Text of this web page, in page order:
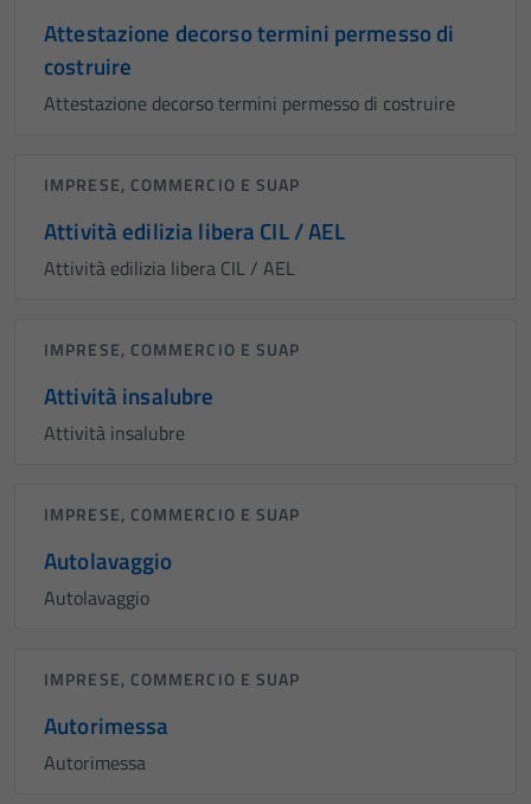
Attestazione decorso termini permesso di
costruire
Attestazione decorso termini permesso di costruire
IMPRESE, COMMERCIO E SUAP
Attività edilizia libera CIL / AEL
Attività edilizia libera CIL / AEL
IMPRESE, COMMERCIO E SUAP
Attività insalubre
Attività insalubre
IMPRESE, COMMERCIO E SUAP
Autolavaggio
Autolavaggio
IMPRESE, COMMERCIO E SUAP
Autorimessa
Autorimessa